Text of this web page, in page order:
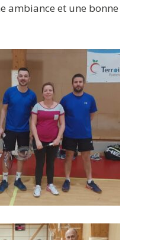
ambiance et une bonne